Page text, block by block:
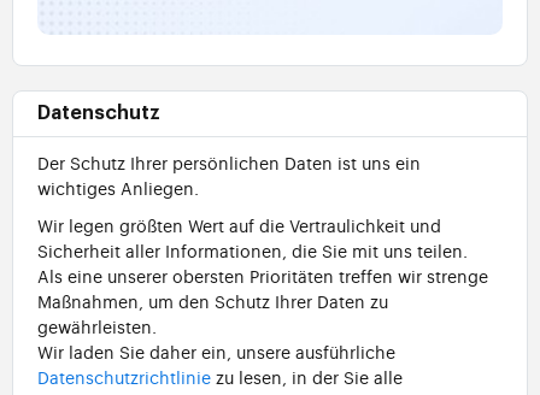
Datenschutz
Der Schutz Ihrer persönlichen Daten ist uns ein
wichtiges Anliegen.
Wir legen größten Wert auf die Vertraulichkeit und
Sicherheit aller Informationen, die Sie mit uns teilen.
Als eine unserer obersten Prioritäten treffen wir strenge
Maßnahmen, um den Schutz Ihrer Daten zu
gewährleisten.
Wir laden Sie daher ein, unsere ausführliche
Datenschutzrichtlinie zu lesen, in der Sie alle